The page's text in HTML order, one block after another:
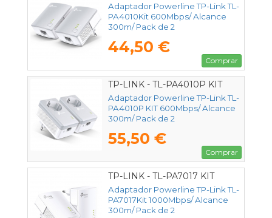
Adaptador Powerline TP-Link TL-
PA4010Kit 600Mbps/ Alcance
300m/ Pack de 2
44,50 €
Comprar
TP-LINK - TL-PA4010P KIT
Adaptador Powerline TP-Link TL-
PA4010P KIT 600Mbps/ Alcance
300m/ Pack de 2
55,50 €
Comprar
TP-LINK - TL-PA7017 KIT
Adaptador Powerline TP-Link TL-
PA7017Kit 1000Mbps/ Alcance
300m/ Pack de 2